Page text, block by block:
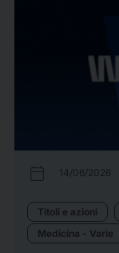
calendar_today 14/06/2026
Titoli e azioni
Medicina - Varie